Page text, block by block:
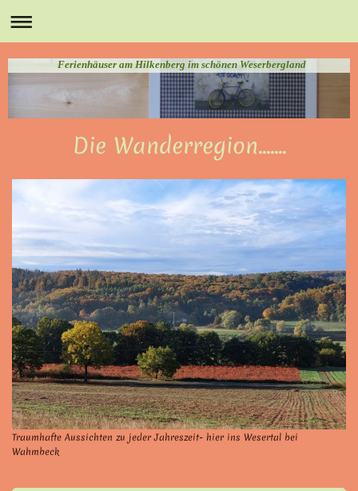
Ferienhäuser am Hilkenberg im schönen Weserbergland
Die Wanderregion.......
Traumhafte Aussichten zu jeder Jahreszeit- hier ins Wesertal bei
Wahmbeck